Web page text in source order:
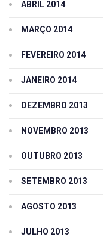
ABRIL 2014
MARÇO 2014
FEVEREIRO 2014
JANEIRO 2014
DEZEMBRO 2013
NOVEMBRO 2013
OUTUBRO 2013
SETEMBRO 2013
AGOSTO 2013
JULHO 2013